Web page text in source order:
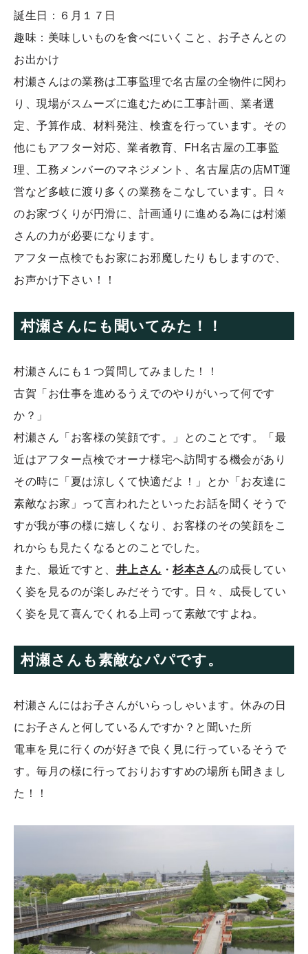
誕生日：６月１７日
趣味：美味しいものを食べにいくこと、お子さんとの
お出かけ
村瀬さんはの業務は工事監理で名古屋の全物件に関わ
り、現場がスムーズに進むために工事計画、業者選
定、予算作成、材料発注、検査を行っています。その
他にもアフター対応、業者教育、FH名古屋の工事監
理、工務メンバーのマネジメント、名古屋店の店MT運
営など多岐に渡り多くの業務をこなしています。日々
のお家づくりが円滑に、計画通りに進める為には村瀬
さんの力が必要になります。
アフター点検でもお家にお邪魔したりもしますので、
お声かけ下さい！！
村瀬さんにも聞いてみた！！
村瀬さんにも１つ質問してみました！！
古賀「お仕事を進めるうえでのやりがいって何です
か？」
村瀬さん「お客様の笑顔です。」とのことです。「最
近はアフター点検でオーナ様宅へ訪問する機会があり
その時に「夏は涼しくて快適だよ！」とか「お友達に
素敵なお家」って言われたといったお話を聞くそうで
すが我が事の様に嬉しくなり、お客様のその笑顔をこ
れからも見たくなるとのことでした。
また、最近ですと、 井上さん ・杉本さんの成長してい
く姿を見るのが楽しみだそうです。日々、成長してい
く姿を見て喜んでくれる上司って素敵ですよね。
村瀬さんも素敵なパパです。
村瀬さんにはお子さんがいらっしゃいます。休みの日
にお子さんと何しているんですか？と聞いた所
電車を見に行くのが好きで良く見に行っているそうで
す。毎月の様に行っておりおすすめの場所も聞きまし
た！！